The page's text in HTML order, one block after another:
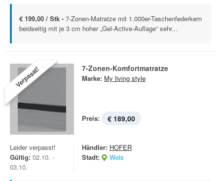
€ 199,00 / Stk - 7-Zonen-Matratze mit 1.000er-Taschenfederkern
beidseitig mit je 3 cm hoher „Gel-Active-Auflage“ sehr...
Verpasst! 7-Zonen-Komfortmatratze
Marke: My living style
Preis: € 189,00
Leider verpasst!
Gültig: 02.10. -
03.10.
Händler: HOFER
Stadt:
Wels